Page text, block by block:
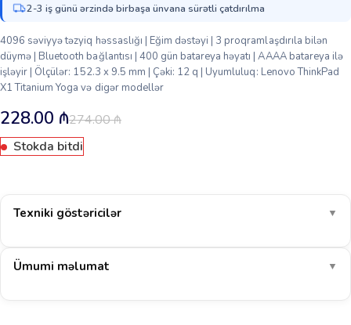
2-3 iş günü ərzində birbaşa ünvana sürətli çatdırılma
4096 səviyyə təzyiq həssaslığı | Eğim dəstəyi | 3 proqramlaşdırıla bilən
düymə | Bluetooth bağlantısı | 400 gün batareya həyatı | AAAA batareya ilə
işləyir | Ölçülər: 152.3 x 9.5 mm | Çəki: 12 q | Uyumluluq: Lenovo ThinkPad
X1 Titanium Yoga və digər modellər
274.00₼
228.00 ₼
Stokda bitdi
Texniki göstəricilər ▼
Ümumi məlumat ▼